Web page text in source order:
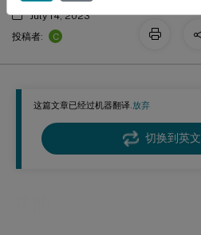
这篇文章已经过机器翻译.放弃
切换到英文
July 14, 2023
投稿者:
C